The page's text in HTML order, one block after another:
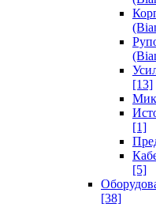
[13]
[1]
[5]
[38]